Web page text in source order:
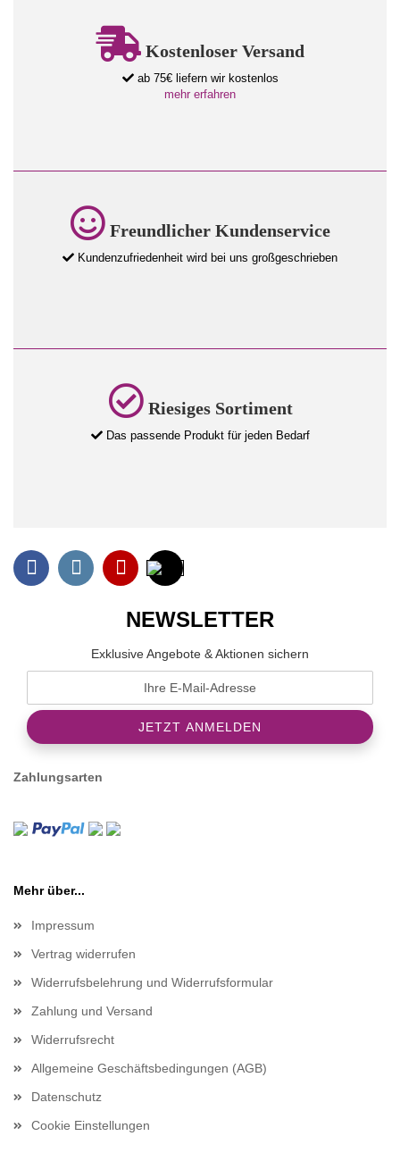
Kostenloser Versand
ab 75€ liefern wir kostenlos
mehr erfahren
Freundlicher Kundenservice
Kundenzufriedenheit wird bei uns großgeschrieben
Riesiges Sortiment
Das passende Produkt für jeden Bedarf
NEWSLETTER
Exklusive Angebote & Aktionen sichern
Zahlungsarten
Mehr über...
Impressum
Vertrag widerrufen
Widerrufsbelehrung und Widerrufsformular
Zahlung und Versand
Widerrufsrecht
Allgemeine Geschäftsbedingungen (AGB)
Datenschutz
Cookie Einstellungen